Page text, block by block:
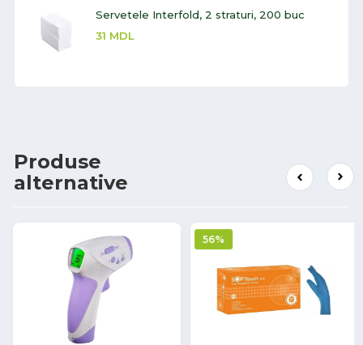
Servetele Interfold, 2 straturi, 200 buc
31 MDL
Produse
alternative